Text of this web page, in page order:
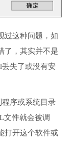
过这种问题，如
了，其实并不是
失了或没有安
序或系统目录
文件就会被调
打开这个软件或